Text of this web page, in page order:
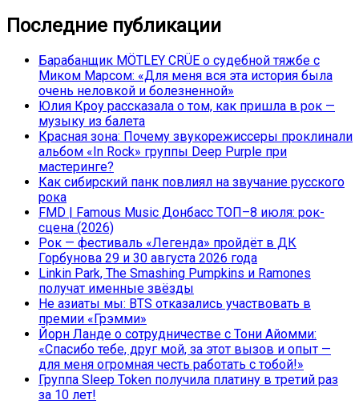
Последние публикации
Барабанщик MÖTLEY CRÜE о судебной тяжбе с
Миком Марсом: «Для меня вся эта история была
очень неловкой и болезненной»
Юлия Кроу рассказала о том, как пришла в рок —
музыку из балета
Красная зона: Почему звукорежиссеры проклинали
альбом «In Rock» группы Deep Purple при
мастеринге?
Как сибирский панк повлиял на звучание русского
рока
FMD | Famous Music Донбасс ТОП–8 июля: рок-
сцена (2026)
Рок — фестиваль «Легенда» пройдёт в ДК
Горбунова 29 и 30 августа 2026 года
Linkin Park, The Smashing Pumpkins и Ramones
получат именные звёзды
Не азиаты мы: BTS отказались участвовать в
премии «Грэмми»
Йорн Ланде о сотрудничестве с Тони Айомми:
«Спасибо тебе, друг мой, за этот вызов и опыт —
для меня огромная честь работать с тобой!»
Группа Sleep Token получила платину в третий раз
за 10 лет!